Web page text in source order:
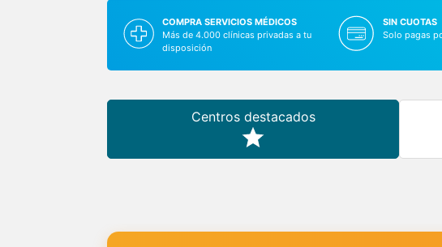
COMPRA SERVICIOS MÉDICOS
Más de 4.000 clínicas privadas a tu
disposición
SIN CUOTAS
Solo pagas
Centros destacados